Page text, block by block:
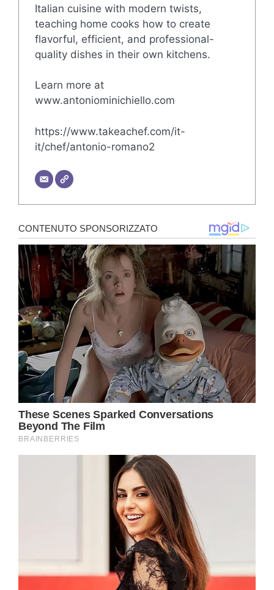
Italian cuisine with modern twists,
teaching home cooks how to create
flavorful, efficient, and professional-
quality dishes in their own kitchens.
Learn more at
www.antoniominichiello.com
https://www.takeachef.com/it-
it/chef/antonio-romano2